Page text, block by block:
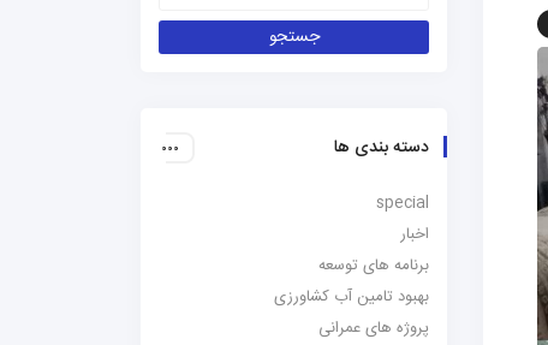
دسته بندی ها
special
اخبار
برنامه های توسعه
بهبود تامین آب کشاورزی
پروژه های عمرانی